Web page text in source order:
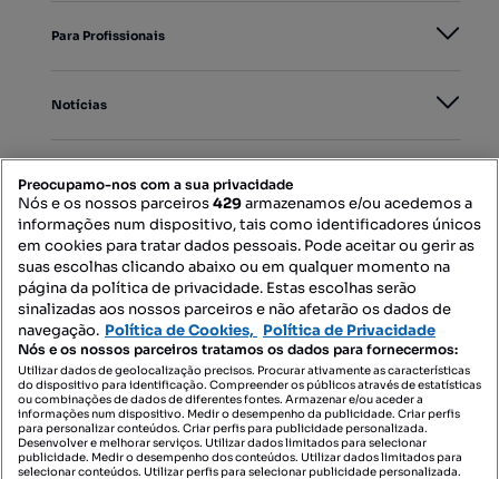
Para Profissionais
Notícias
Mapa do Site
Contacte-nos
SIGA-NOS:
Preocupamo-nos com a sua privacidade
Nós e os nossos parceiros429armazenamos e/ou acedemos a
informações num dispositivo, tais como identificadores únicos
em cookies para tratar dados pessoais. Pode aceitar ou gerir as
suas escolhas clicando abaixo ou em qualquer momento na
página da política de privacidade. Estas escolhas serão
sinalizadas aos nossos parceiros e não afetarão os dados de
navegação. Política de Cookies, Política de Privacidade
Nós e os nossos parceiros tratamos os dados para fornecermos:
Utilizar dados de geolocalização precisos. Procurar ativamente as características
do dispositivo para identificação. Compreender os públicos através de estatísticas
ou combinações de dados de diferentes fontes. Armazenar e/ou aceder a
informações num dispositivo. Medir o desempenho da publicidade. Criar perfis
para personalizar conteúdos. Criar perfis para publicidade personalizada.
Desenvolver e melhorar serviços. Utilizar dados limitados para selecionar
publicidade. Medir o desempenho dos conteúdos. Utilizar dados limitados para
selecionar conteúdos. Utilizar perfis para selecionar publicidade personalizada.